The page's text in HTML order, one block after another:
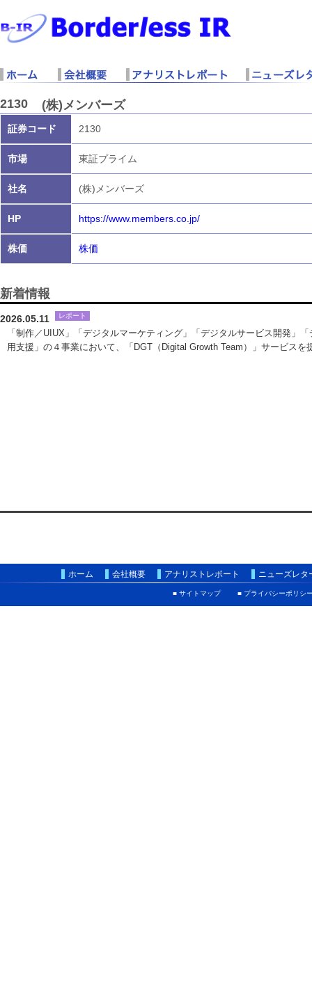
2130 (株)メンバーズ
証券コード 2130
市場 東証プライム
社名 (株)メンバーズ
HP https://www.members.co.jp/
株価 株価
新着情報
2026.05.11 レポート
「制作／UIUX」「デジタルマーケティング」「デジタルサービス開発」
用支援」の４事業において、「DGT（Digital Growth Team）」サービスを
ホーム 会社概要 アナリストレポート ニューズレタ
■ プライバシーポリシ
■ サイトマップ